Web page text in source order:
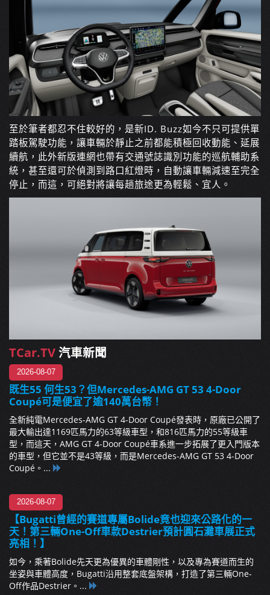
至於筆者都忍不住較好的，是新ID. Buzz如今不只可提供單
踏板駕駛功能，讓車輛於靜止之前都能積極回收動能、延展
續航，此外新版連網也帶有交通號誌識別功能的巡航輔助系
統，甚至還可於偵測到路口紅燈時，自動讓車輛減速至完全
停止，而這，可絕對將讓每趟旅途更為輕鬆、宜人。
TCar.TV汽車新聞
2026-08-07
既生55 何生53？但Mercedes-AMG GT 53 4-Door
Coupé可是便宜了逾140萬台幣！
全新純電Mercedes-AMG GT 4-Door Coupé發表時，原廠已公開了
最大輸出達1169匹馬力的63等級車型，和816匹馬力的55等級車
型，而這天，AMG GT 4-Door Coupé車系進一步拓展了更入門版本
的車型，但它並不是43等級，而是Mercedes-AMG GT 53 4-Door
Coupé。...
2026-08-07
【Bugatti曾經的賽道專屬Bolide竟也迎來公路化的一
天！第三輛One-Off車款Destrier預計圓石灘車展正式
亮相！】
如今，乘著Bolide先天更為優異的車體剛性，以及專為賽道而生的
坐姿與車體高度，Bugatti沿用整套底盤架構，打造了第三輛One-
Off作品Destrier。...